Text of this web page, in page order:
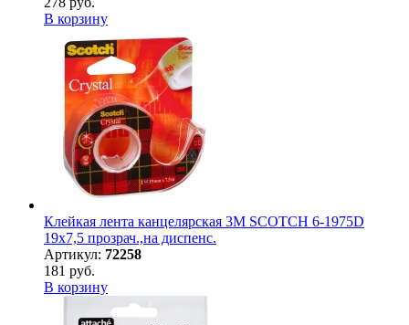
В корзину
Клейкая лента канцелярская 3M SCOTCH 6-1975D
19х7,5 прозрач.,на диспенс.
Артикул: 72258
181 руб.
В корзину